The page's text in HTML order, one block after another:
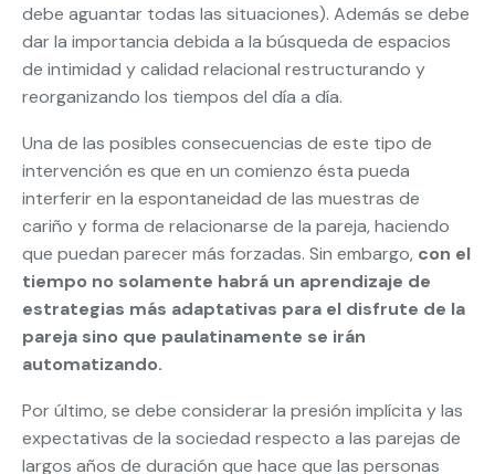
debe aguantar todas las situaciones). Además se debe
dar la importancia debida a la búsqueda de espacios
de intimidad y calidad relacional restructurando y
reorganizando los tiempos del día a día.
Una de las posibles consecuencias de este tipo de
intervención es que en un comienzo ésta pueda
interferir en la espontaneidad de las muestras de
cariño y forma de relacionarse de la pareja, haciendo
que puedan parecer más forzadas. Sin embargo, con el
tiempo no solamente habrá un aprendizaje de
estrategias más adaptativas para el disfrute de la
pareja sino que paulatinamente se irán
automatizando.
Por último, se debe considerar la presión implícita y las
expectativas de la sociedad respecto a las parejas de
largos años de duración que hace que las personas